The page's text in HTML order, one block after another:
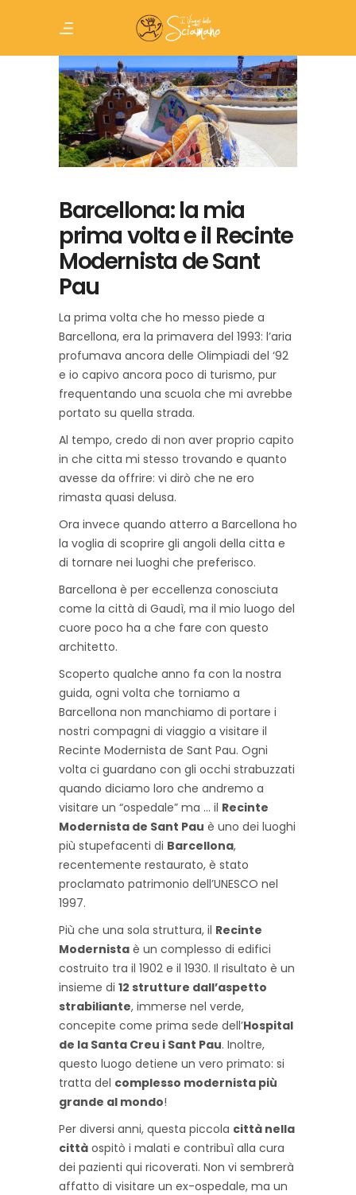
Barcellona: la mia
prima volta e il Recinte
Modernista de Sant
Pau
La prima volta che ho messo piede a
Barcellona, era la primavera del 1993: l’aria
profumava ancora delle Olimpiadi del ‘92
e io capivo ancora poco di turismo, pur
frequentando una scuola che mi avrebbe
portato su quella strada.
Al tempo, credo di non aver proprio capito
in che citta mi stesso trovando e quanto
avesse da offrire: vi dirò che ne ero
rimasta quasi delusa.
Ora invece quando atterro a Barcellona ho
la voglia di scoprire gli angoli della citta e
di tornare nei luoghi che preferisco.
Barcellona è per eccellenza conosciuta
come la città di Gaudì, ma il mio luogo del
cuore poco ha a che fare con questo
architetto.
Scoperto qualche anno fa con la nostra
guida, ogni volta che torniamo a
Barcellona non manchiamo di portare i
nostri compagni di viaggio a visitare il
Recinte Modernista de Sant Pau. Ogni
volta ci guardano con gli occhi strabuzzati
quando diciamo loro che andremo a
visitare un “ospedale” ma … il Recinte
Modernista de Sant Pau è uno dei luoghi
più stupefacenti di Barcellona,
recentemente restaurato, è stato
proclamato patrimonio dell’UNESCO nel
1997.
Più che una sola struttura, il Recinte
Modernista è un complesso di edifici
costruito tra il 1902 e il 1930. Il risultato è un
insieme di 12 strutture dall’aspetto
strabiliante, immerse nel verde,
concepite come prima sede dell’Hospital
de la Santa Creu i Sant Pau. Inoltre,
questo luogo detiene un vero primato: si
tratta del complesso modernista più
grande al mondo!
Per diversi anni, questa piccola città nella
città ospitò i malati e contribuì alla cura
dei pazienti qui ricoverati. Non vi sembrerà
affatto di visitare un ex-ospedale, ma un